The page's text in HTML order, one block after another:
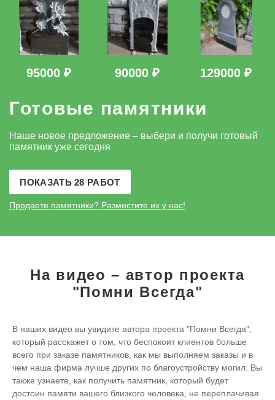
95000 ₽ 90000 ₽ 129000 ₽
Готовые памятники
Наше новое предложение – выбери и получи готовый
памятник уже сегодня
ПОКАЗАТЬ 28 РАБОТ
Продаете памятники? Разместите их у нас!
На видео – автор проекта
"Помни Всегда"
В наших видео вы увидите автора проекта "Помни Всегда",
который расскажет о том, что беспокоит клиентов больше
всего при заказе памятников, как мы выполняем заказы и в
чем наша фирма лучше других по благоустройству могил. Вы
также узнаете, как получить памятник, который будет
достоин памяти вашего близкого человека, не переплачивая.